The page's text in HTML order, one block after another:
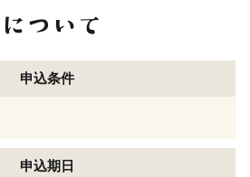
申込条件
申込期日